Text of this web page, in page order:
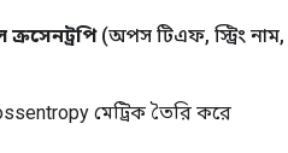
ক্রসেনট্রপি (অপস টিএফ, স্ট্রিং নাম,
মেট্রিক তৈরি করে